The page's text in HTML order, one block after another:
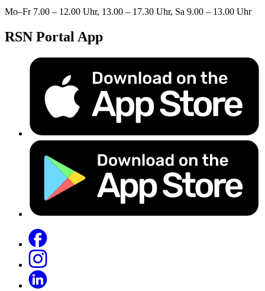
Mo–Fr 7.00 – 12.00 Uhr, 13.00 – 17.30 Uhr, Sa 9.00 – 13.00 Uhr
RSN Portal App